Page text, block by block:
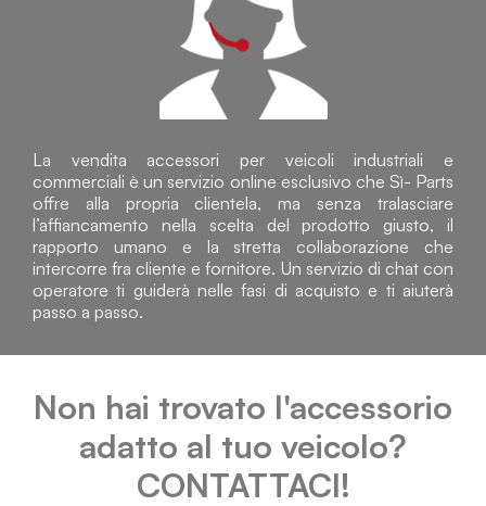
La vendita accessori per veicoli industriali e
commerciali è un servizio online esclusivo che Sì- Parts
offre alla propria clientela, ma senza tralasciare
l’affiancamento nella scelta del prodotto giusto, il
rapporto umano e la stretta collaborazione che
intercorre fra cliente e fornitore. Un servizio di chat con
operatore ti guiderà nelle fasi di acquisto e ti aiuterà
passo a passo.
Non hai trovato l'accessorio
adatto al tuo veicolo?
CONTATTACI!